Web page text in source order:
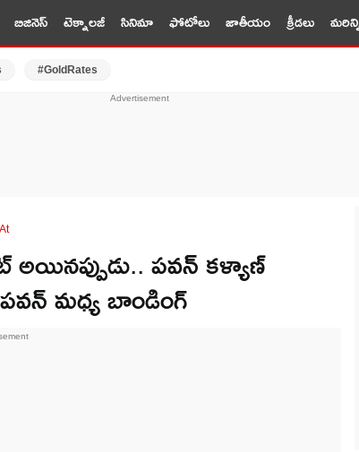
బిజినెస్ టెక్నాలజీ సినిమా ఫోటోలు జాతీయం క్రీడలు మరిన్ని
#GoldRates
పవన్ కళ్యాణ్
మధ్య బాండింగ్